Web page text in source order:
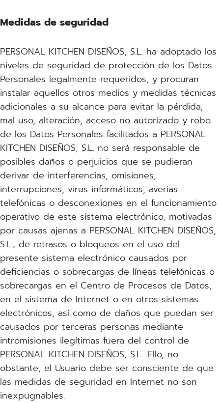
Medidas de seguridad
PERSONAL KITCHEN DISEÑOS, S.L. ha adoptado los
niveles de seguridad de protección de los Datos
Personales legalmente requeridos, y procuran
instalar aquellos otros medios y medidas técnicas
adicionales a su alcance para evitar la pérdida,
mal uso, alteración, acceso no autorizado y robo
de los Datos Personales facilitados a PERSONAL
KITCHEN DISEÑOS, S.L. no será responsable de
posibles daños o perjuicios que se pudieran
derivar de interferencias, omisiones,
interrupciones, virus informáticos, averías
telefónicas o desconexiones en el funcionamiento
operativo de este sistema electrónico, motivadas
por causas ajenas a PERSONAL KITCHEN DISEÑOS,
S.L.; de retrasos o bloqueos en el uso del
presente sistema electrónico causados por
deficiencias o sobrecargas de líneas telefónicas o
sobrecargas en el Centro de Procesos de Datos,
en el sistema de Internet o en otros sistemas
electrónicos, así como de daños que puedan ser
causados por terceras personas mediante
intromisiones ilegítimas fuera del control de
PERSONAL KITCHEN DISEÑOS, S.L.. Ello, no
obstante, el Usuario debe ser consciente de que
las medidas de seguridad en Internet no son
inexpugnables.